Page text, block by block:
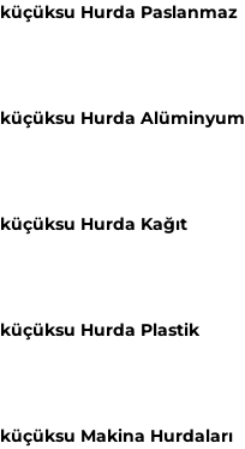
küçüksu Hurda Paslanmaz
küçüksu Hurda Alüminyum
küçüksu Hurda Kağıt
küçüksu Hurda Plastik
küçüksu Makina Hurdaları